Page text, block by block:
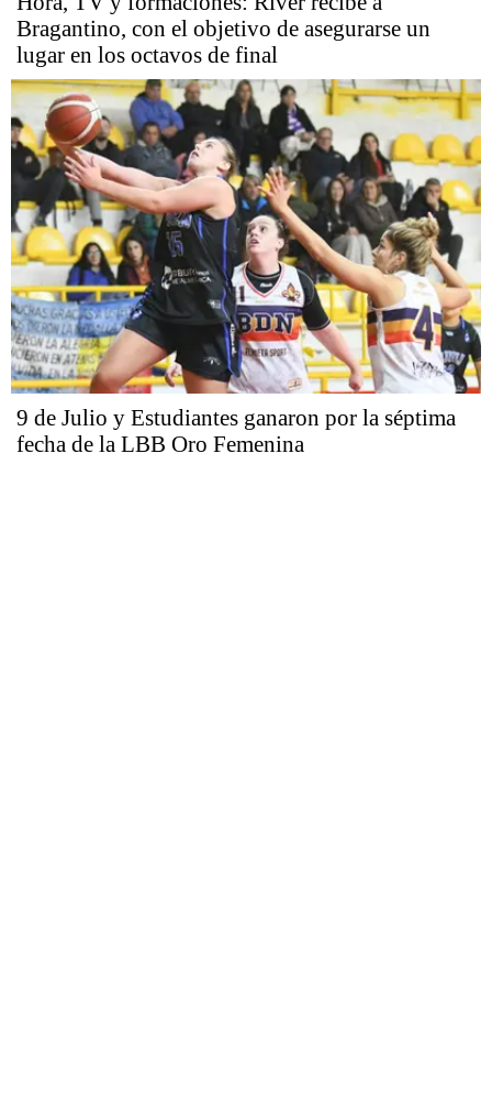
Bragantino, con el objetivo de asegurarse un
lugar en los octavos de final
9 de Julio y Estudiantes ganaron por la séptima
fecha de la LBB Oro Femenina